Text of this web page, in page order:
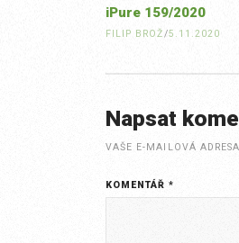
iPure 159/2020
FILIP BROŽ/5.11.2020
Napsat
VAŠE E-MAILOVÁ
KOMENTÁŘ*